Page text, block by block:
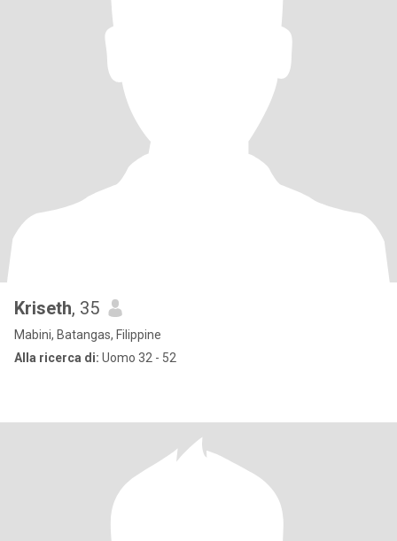
Kriseth, 35
Mabini, Batangas, Filippine
Alla ricerca di: Uomo 32 - 52